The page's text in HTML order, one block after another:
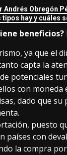
Andrés Obregón
tipos hay y cuáles
beneficios?
ya que el
capta la
potenciales
con
dado que su
puesto
países con
la compra